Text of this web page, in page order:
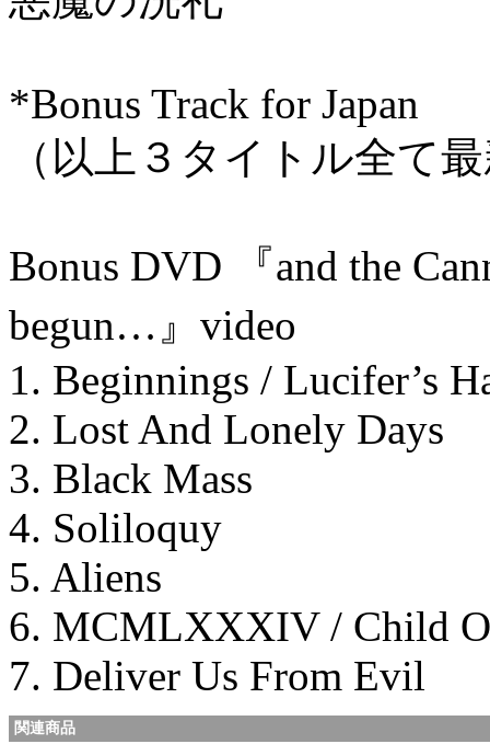
*Bonus Track for Japan
（以上３タイトル全て
Bonus DVD 『and the
begun…』video
1. Beginnings / Lucifer’s
2. Lost And Lonely Days
3. Black Mass
4. Soliloquy
5. Aliens
6. MCMLXXXIV / Child
7. Deliver Us From Evil
関連商品